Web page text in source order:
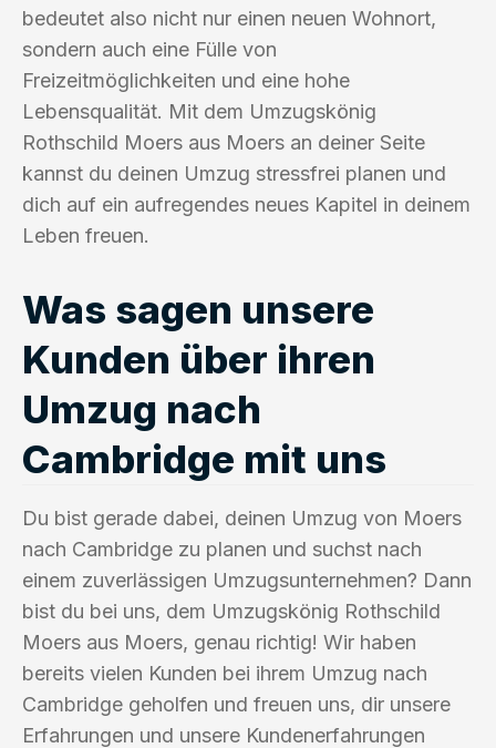
bedeutet also nicht nur einen neuen Wohnort,
sondern auch eine Fülle von
Freizeitmöglichkeiten und eine hohe
Lebensqualität. Mit dem Umzugskönig
Rothschild Moers aus Moers an deiner Seite
kannst du deinen Umzug stressfrei planen und
dich auf ein aufregendes neues Kapitel in deinem
Leben freuen.
Was sagen unsere
Kunden über ihren
Umzug nach
Cambridge mit uns
Du bist gerade dabei, deinen Umzug von Moers
nach Cambridge zu planen und suchst nach
einem zuverlässigen Umzugsunternehmen? Dann
bist du bei uns, dem Umzugskönig Rothschild
Moers aus Moers, genau richtig! Wir haben
bereits vielen Kunden bei ihrem Umzug nach
Cambridge geholfen und freuen uns, dir unsere
Erfahrungen und unsere Kundenerfahrungen